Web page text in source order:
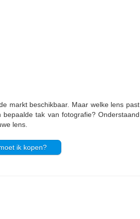
markt beschikbaar. Maar welke lens past
tak van fotografie? Onderstaand
lens.
ik kopen?